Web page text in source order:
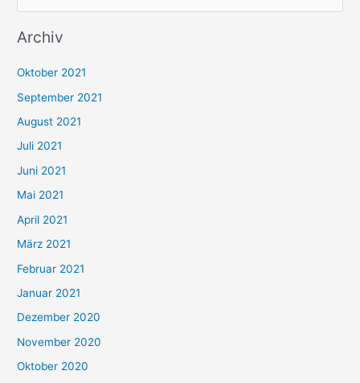
c
n
n
a
c
h
:
Archiv
Oktober 2021
September 2021
August 2021
Juli 2021
Juni 2021
Mai 2021
April 2021
März 2021
Februar 2021
Januar 2021
Dezember 2020
November 2020
Oktober 2020